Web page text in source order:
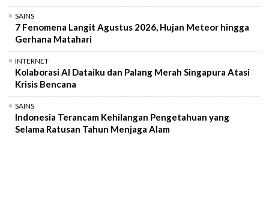
SAINS
7 Fenomena Langit Agustus 2026, Hujan Meteor hingga
Gerhana Matahari
INTERNET
Kolaborasi AI Dataiku dan Palang Merah Singapura Atasi
Krisis Bencana
SAINS
Indonesia Terancam Kehilangan Pengetahuan yang
Selama Ratusan Tahun Menjaga Alam